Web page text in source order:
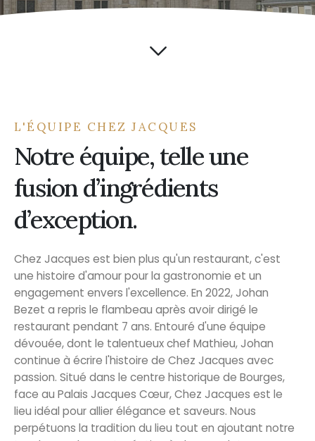
L'ÉQUIPE CHEZ JACQUES
Notre équipe, telle une
fusion d’ingrédients
d’exception.
Chez Jacques est bien plus qu'un restaurant, c'est
une histoire d'amour pour la gastronomie et un
engagement envers l'excellence. En 2022, Johan
Bezet a repris le flambeau après avoir dirigé le
restaurant pendant 7 ans. Entouré d'une équipe
dévouée, dont le talentueux chef Mathieu, Johan
continue à écrire l'histoire de Chez Jacques avec
passion. Situé dans le centre historique de Bourges,
face au Palais Jacques Cœur, Chez Jacques est le
lieu idéal pour allier élégance et saveurs. Nous
perpétuons la tradition du lieu tout en ajoutant notre